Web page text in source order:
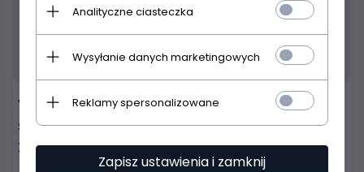
Produkt dostępny! 24 godziny
Vandoren Traditional 3,5 stroik do
saksofonu tenorowego
23,00PLN
Analityczne ciasteczka
Wysyłanie danych marketingowych
Reklamy spersonalizowane
Zapisz ustawienia i zamknij